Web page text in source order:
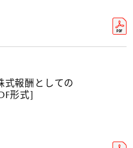
式報酬としての
形式]